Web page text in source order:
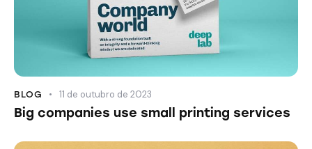
BLOG 11 de outubro de 2023
Big companies use small printing services